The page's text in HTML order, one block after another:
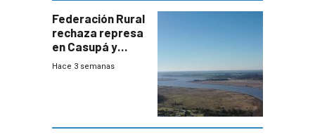
Federación Rural
rechaza represa
en Casupá y
firma demanda
Hace 3 semanas